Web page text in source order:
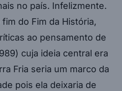
no país. Infelizmente.
do Fim da História,
ao pensamento de
cuja ideia central era
Fria seria um marco da
pois ela deixaria de